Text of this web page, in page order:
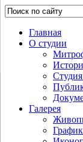
Главная
О студии
Галерея